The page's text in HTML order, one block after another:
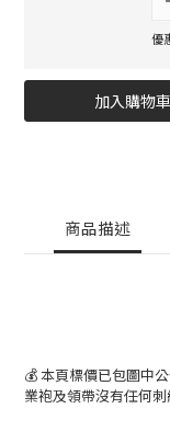
優
加入購物車
商品描述
💰 本頁標價已包圖中
業袍及領帶沒有任何